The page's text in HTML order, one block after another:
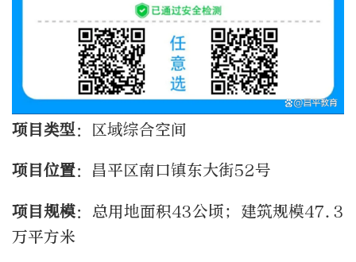
项目类型：区域综合空间
项目位置：昌平区南口镇东大街52号
项目规模：总用地面积43公顷；建筑规模47.3
万平方米